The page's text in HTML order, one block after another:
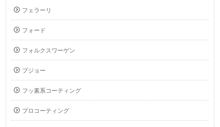
フェラーリ
フォード
フォルクスワーゲン
プジョー
フッ素系コーティング
プロコーティング